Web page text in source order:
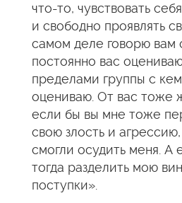
что-то, чувствовать
и свободно проявлять
самом деле говорю вам
постоянно вас
пределами группы с
оцениваю. От вас тоже
если бы вы мне тоже
свою злость и
смогли осудить меня. А
тогда разделить мою
поступки».